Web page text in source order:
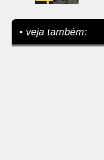
• veja também: